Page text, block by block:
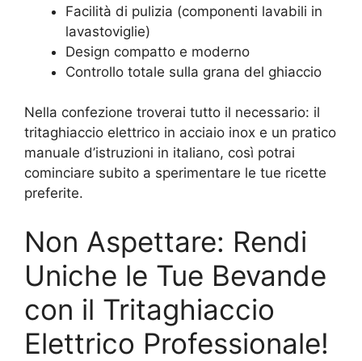
Facilità di pulizia (componenti lavabili in
lavastoviglie)
Design compatto e moderno
Controllo totale sulla grana del ghiaccio
Nella confezione troverai tutto il necessario: il
tritaghiaccio elettrico in acciaio inox e un pratico
manuale d’istruzioni in italiano, così potrai
cominciare subito a sperimentare le tue ricette
preferite.
Non Aspettare: Rendi
Uniche le Tue Bevande
con il Tritaghiaccio
Elettrico Professionale!